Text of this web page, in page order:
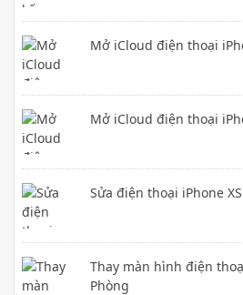
Mở iCloud điện thoại
Mở iCloud điện thoại
Sửa điện thoại iPhone
Thay màn hình điện
Phòng